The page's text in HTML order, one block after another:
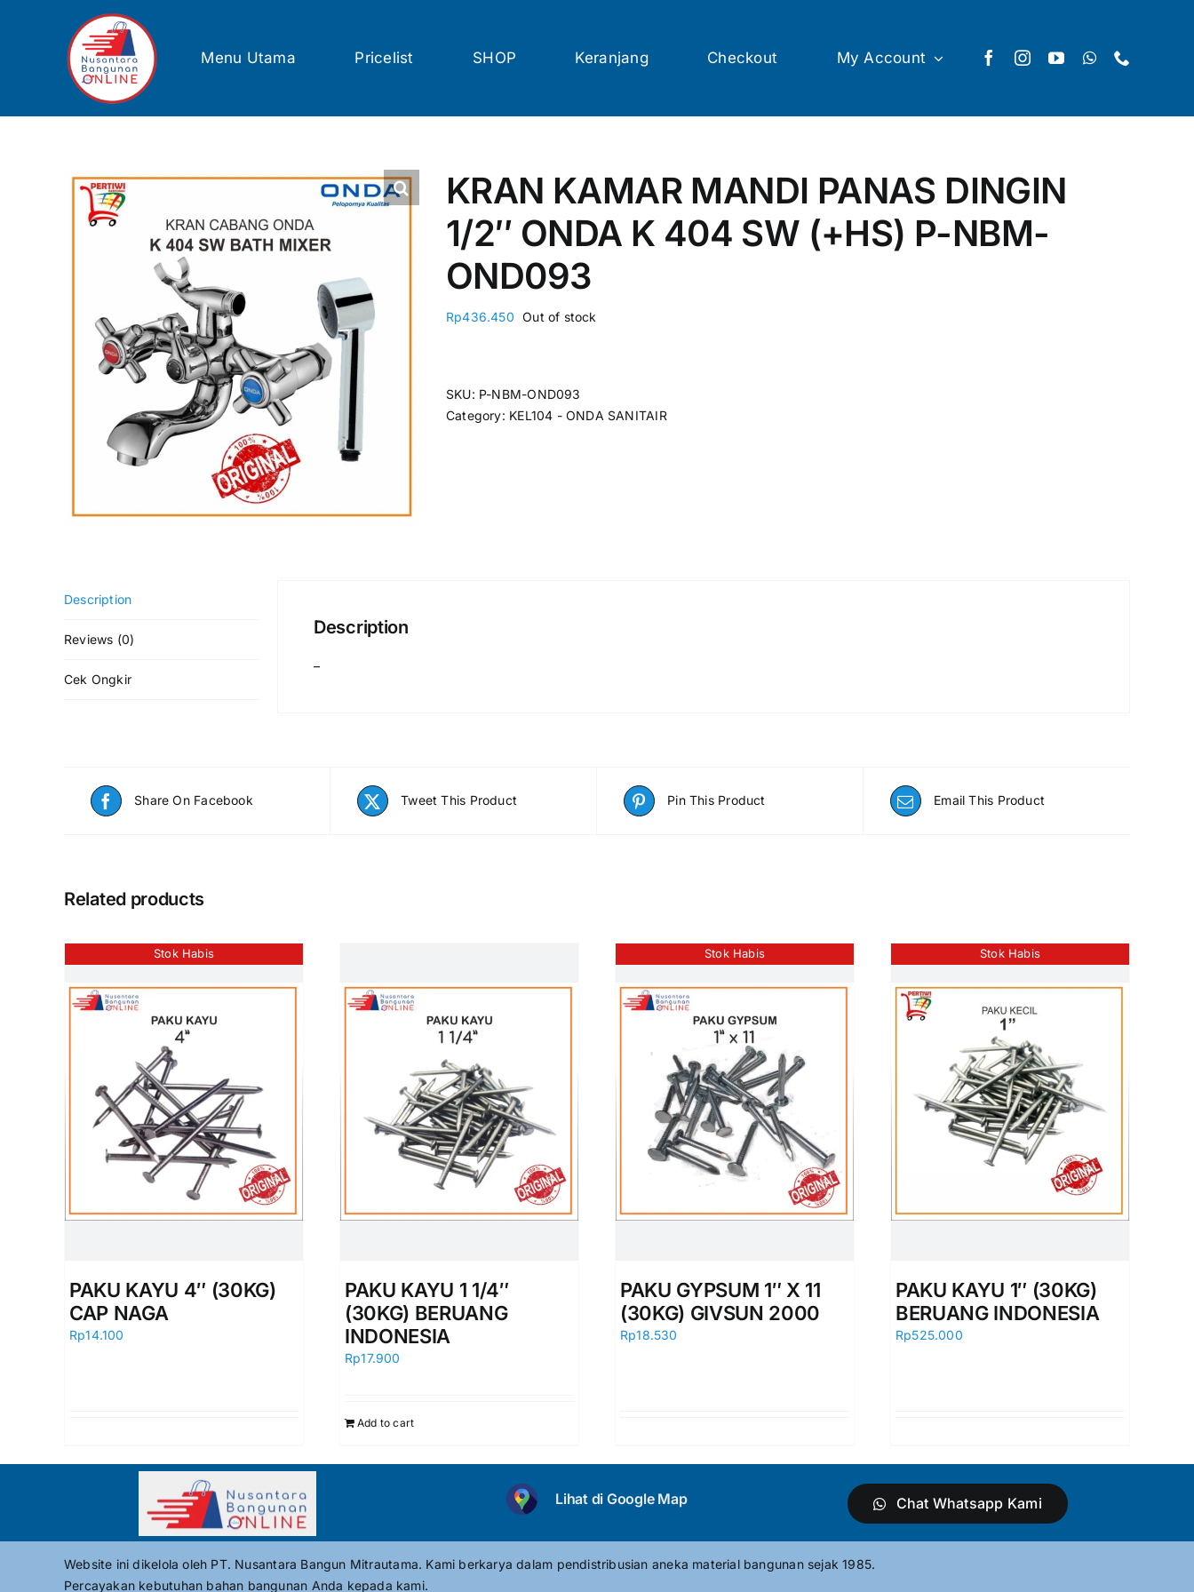
Menu Utama Pricelist SHOP Keranjang Checkout My Account
KRAN KAMAR MANDI PANAS DINGIN
1/2″ ONDA K 404 SW (+HS) P-NBM-
OND093
Rp436.450 Out of stock
SKU: P-NBM-OND093
Category: KEL104 - ONDA SANITAIR
Description
Reviews (0)
Cek Ongkir
Description
–
Share On Facebook Tweet This Product Pin This Product Email This Product
Related products
Stok Habis
PAKU KAYU 4″ (30KG)
CAP NAGA
Rp14.100
PAKU KAYU 1 1/4″
(30KG) BERUANG
INDONESIA
Rp17.900
Add to cart
Stok Habis
PAKU GYPSUM 1″ X 11
(30KG) GIVSUN 2000
Rp18.530
Stok Habis
PAKU KAYU 1″ (30KG)
BERUANG INDONESIA
Rp525.000
Lihat di Google Map Chat Whatsapp Kami
Website ini dikelola oleh PT. Nusantara Bangun Mitrautama. Kami berkarya dalam pendistribusian aneka material bangunan sejak 1985.
Percayakan kebutuhan bahan bangunan Anda kepada kami.